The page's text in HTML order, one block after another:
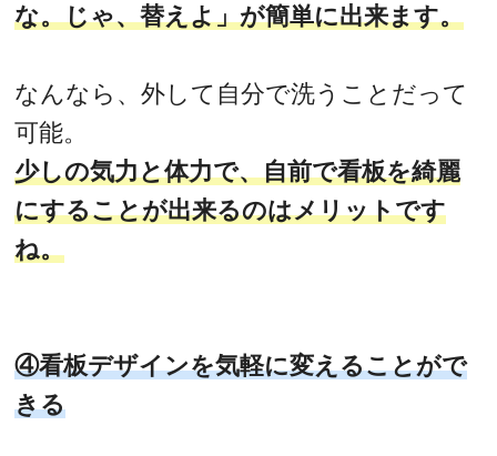
な。じゃ、替えよ」が簡単に出来ます。
なんなら、外して自分で洗うことだって
可能。
少しの気力と体力で、自前で看板を綺麗
にすることが出来るのはメリットです
ね。
④看板デザインを気軽に変えることがで
きる